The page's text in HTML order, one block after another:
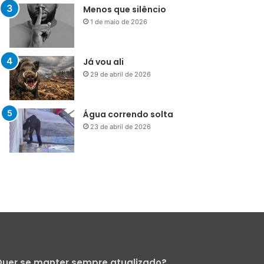
Menos que silêncio
1 de maio de 2026
Já vou ali
29 de abril de 2026
Água correndo solta
23 de abril de 2026